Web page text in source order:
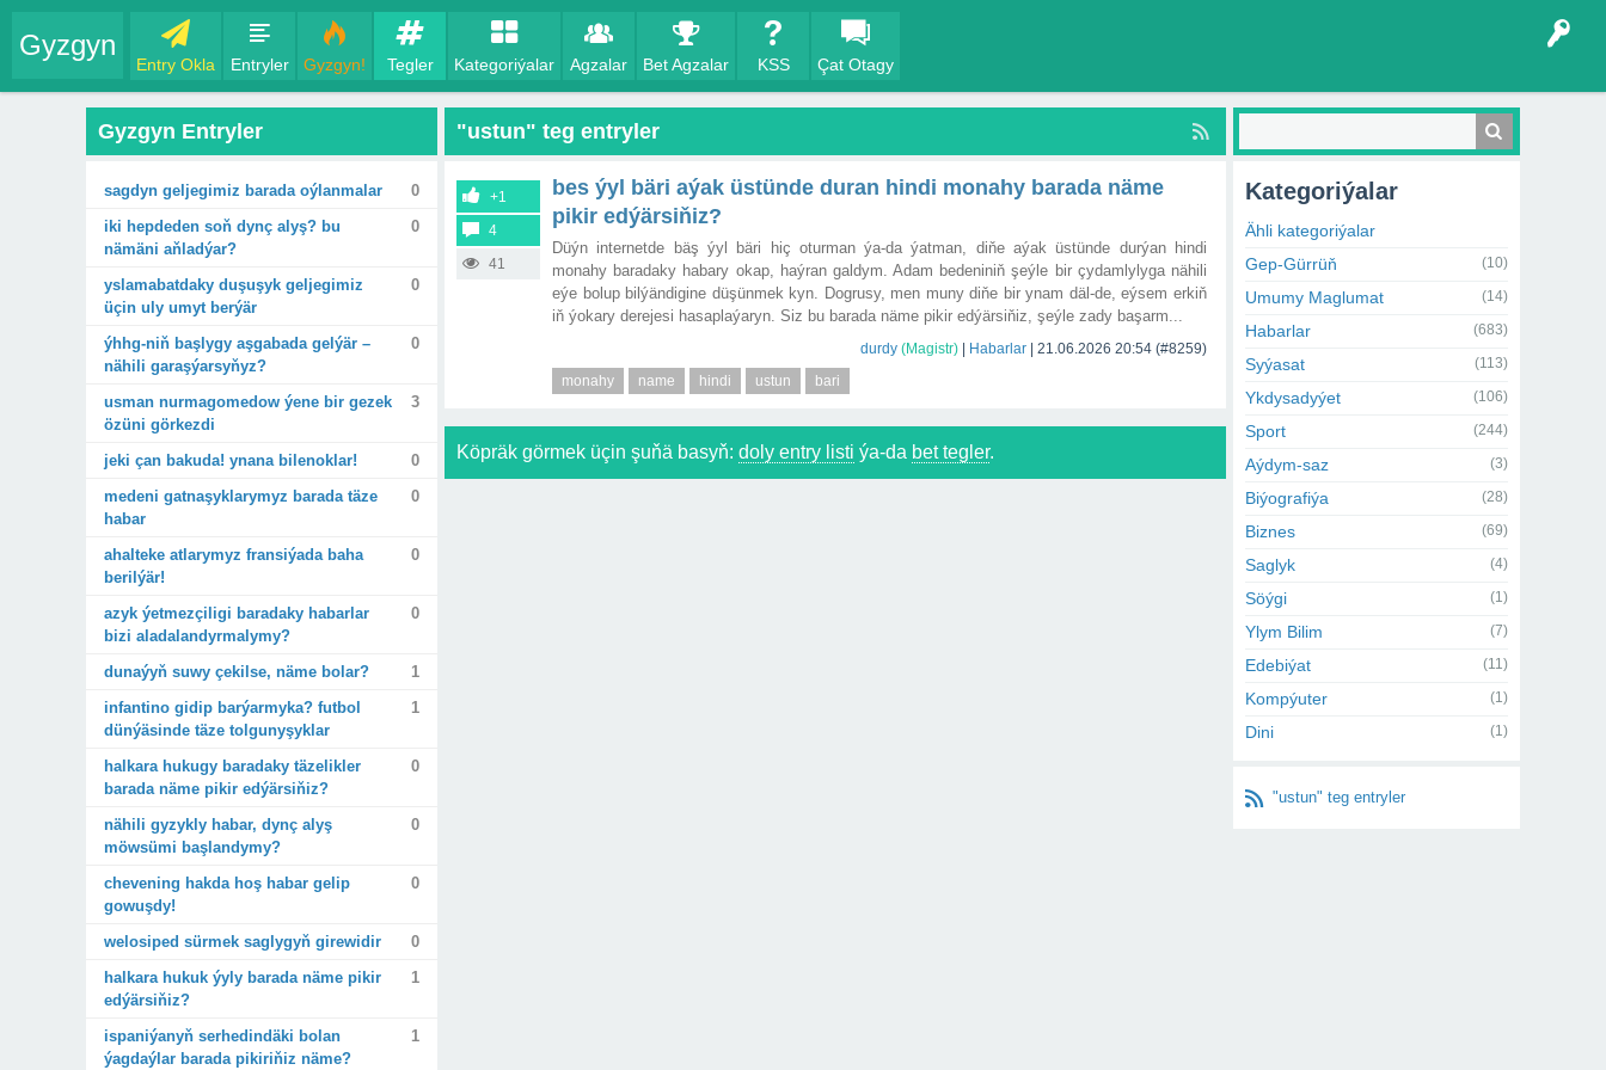
Gyzgyn
Entry Okla Entryler Gyzgyn! Tegler Kategoriýalar Agzalar Bet Agzalar KSS Çat Otagy
Gyzgyn Entryler
sagdyn geljegimiz barada oýlanmalar
0
iki hepdeden soň dynç alyş? bu
nämäni aňladýar?
0
yslamabatdaky duşuşyk geljegimiz
üçin uly umyt berýär
0
ýhhg-niň başlygy aşgabada gelýär –
nähili garaşýarsyňyz?
0
usman nurmagomedow ýene bir gezek
özüni görkezdi
3
jeki çan bakuda! ynana bilenoklar!
0
medeni gatnaşyklarymyz barada täze
habar
0
ahalteke atlarymyz fransiýada baha
berilýär!
0
azyk ýetmezçiligi baradaky habarlar
bizi aladalandyrmalymy?
0
dunaýyň suwy çekilse, näme bolar?
1
infantino gidip barýarmyka? futbol
dünýäsinde täze tolgunyşyklar
1
halkara hukugy baradaky täzelikler
barada näme pikir edýärsiňiz?
0
nähili gyzykly habar, dynç alyş
möwsümi başlandymy?
0
chevening hakda hoş habar gelip
gowuşdy!
0
welosiped sürmek saglygyň girewidir
0
halkara hukuk ýyly barada näme pikir
edýärsiňiz?
1
ispaniýanyň serhedindäki bolan
ýagdaýlar barada pikiriňiz näme?
1
"ustun" teg entryler
+1
4
41
bes ýyl bäri aýak üstünde duran hindi monahy barada näme
pikir edýärsiňiz?
Düýn internetde bäş ýyl bäri hiç oturman ýa-da ýatman, diňe aýak üstünde durýan hindi
monahy baradaky habary okap, haýran galdym. Adam bedeniniň şeýle bir çydamlylyga nähili
eýe bolup bilýändigine düşünmek kyn. Dogrusy, men muny diňe bir ynam däl-de, eýsem erkiň
iň ýokary derejesi hasaplaýaryn. Siz bu barada näme pikir edýärsiňiz, şeýle zady başarm...
durdy (Magistr) | Habarlar| 21.06.2026 20:54 (#8259)
monahy
name hindi ustun bari
Köpräk görmek üçin şuňä basyň: doly entry listi ýa-da bet tegler.
Kategoriýalar
Ähli kategoriýalar
Gep-Gürrüň
(10)
Umumy Maglumat (14)
Habarlar (683)
Syýasat (113)
Ykdysadyýet (106)
Sport (244)
Aýdym-saz (3)
Biýografiýa (28)
Biznes (69)
Saglyk (4)
Söýgi (1)
Ylym Bilim (7)
Edebiýat (11)
Kompýuter (1)
Dini (1)
"ustun" teg entryler